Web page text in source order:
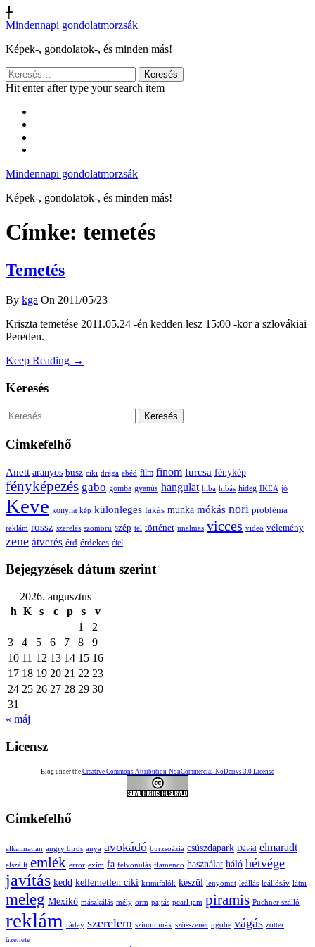
╄
Mindennapi gondolatmorzsák
Képek-, gondolatok-, és minden más!
Keresés:
Hit enter after type your search item
Mindennapi gondolatmorzsák
Képek-, gondolatok-, és minden más!
Címke: temetés
Temetés
By kga On 2011/05/23
Kriszta temetése 2011.05.24 -én kedden lesz 15:00 -kor a szlovákiai
Pereden.
Keep Reading →
Keresés
Keresés:
Cimkefelhő
Anett aranyos busz ciki drága ebéd film finom furcsa fénykép
fényképezés gabo gomba gyanús hangulat hiba hibás hideg IKEA jó
Keve konyha kép különleges lakás munka mókás nori probléma
reklám rossz szerelés szomorú szép tél történet unalmas vicces videó vélemény
zene átverés érd érdekes étel
Bejegyzések dátum szerint
2026. augusztus
h K s c p s
v
1
2
3
4 5 6 7 8
9
10 11 12 13 14 15 16
17 18 19 20 21 22 23
24 25 26 27 28 29 30
31
« máj
Licensz
Blog under the Creative Commons Attribution-NonCommercial-NoDerivs 3.0 License
Cimkefelhő
alkalmatlan angry birds anya avokádó burzsoázia csúszdapark Dávid elmaradt
elszállt emlék error exim fa felvonulás flamenco használat háló hétvége
javítás kedd kellemetlen ciki krimifalók készül lenyomat leállás leállósáv látni
meleg Mexikó mászkálás mély orm pajtás pearl jam piramis Puchner szálló
reklám ráday szerelem szinonimák szösszenet ugobe vágás zotter
üzenete